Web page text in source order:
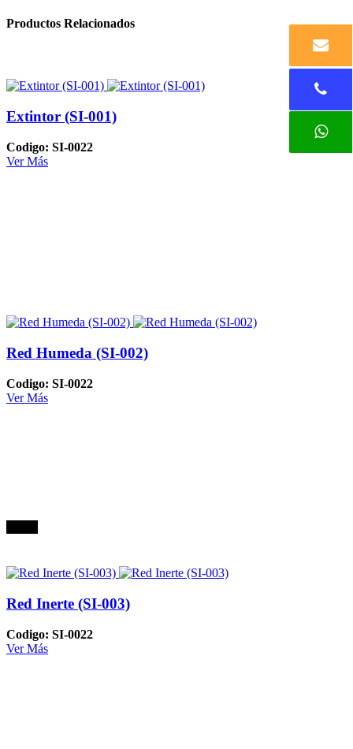
Productos Relacionados
Extintor (SI-001)
Codigo: SI-0022
Ver Más
Red Humeda (SI-002)
Codigo: SI-0022
Ver Más
Red Inerte (SI-003)
Codigo: SI-0022
Ver Más